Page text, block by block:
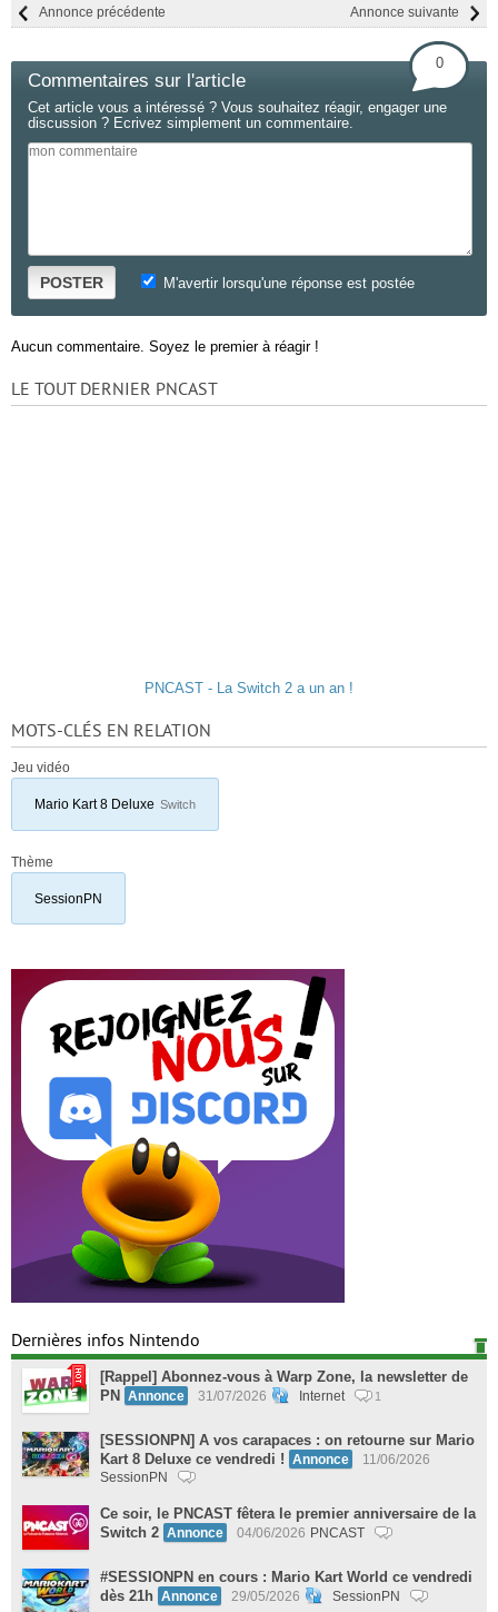
Annonce suivante
Annonce précédente
Commentaires sur l'article
0
Cet article vous a intéressé ? Vous souhaitez réagir, engager une
discussion ? Ecrivez simplement un commentaire.
POSTER M'avertir lorsqu'une réponse est postée
Aucun commentaire. Soyez le premier à réagir !
LE TOUT DERNIER PNCAST
PNCAST - La Switch 2 a un an !
MOTS-CLÉS EN RELATION
Jeu vidéo
Mario Kart 8 Deluxe Switch
Thème
SessionPN
Dernières infos Nintendo
[Rappel] Abonnez-vous à Warp Zone, la newsletter de
PN Annonce 31/07/2026 Internet 1
[SESSIONPN] A vos carapaces : on retourne sur Mario
Kart 8 Deluxe ce vendredi !
Annonce
11/06/2026
SessionPN
Ce soir, le PNCAST fêtera le premier anniversaire de la
Switch 2 Annonce 04/06/2026 PNCAST
#SESSIONPN en cours : Mario Kart World ce vendredi
dès 21h Annonce 29/05/2026 SessionPN